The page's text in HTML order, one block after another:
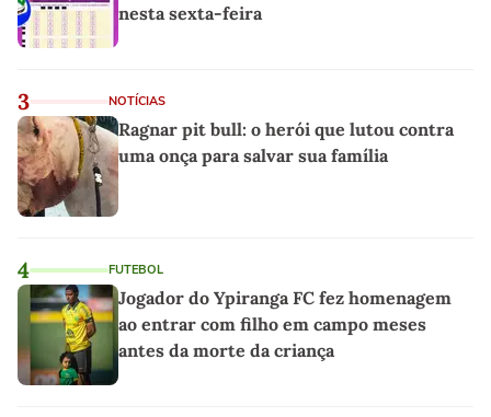
nesta sexta-feira
3 NOTÍCIAS
Ragnar pit bull: o herói que lutou contra
uma onça para salvar sua família
4 FUTEBOL
Jogador do Ypiranga FC fez homenagem
ao entrar com filho em campo meses
antes da morte da criança